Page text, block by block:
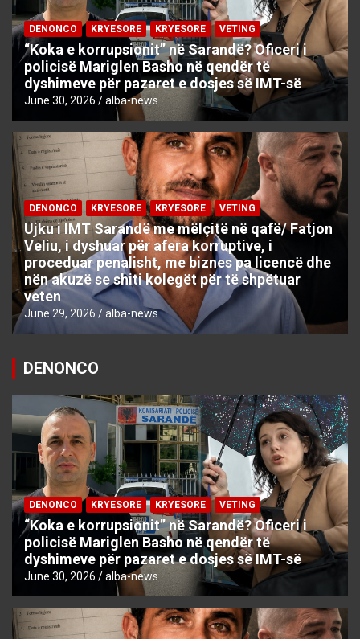
DENONCO KRYESORE KRYESORE VETING
“Koka e korrupsionit” në Sarandë? Oficeri i
policisë Mariglen Basho në qendër të
dyshimeve për pazaret e dosjes së IMT-së
June 30, 2026 alba-news
DENONCO KRYESORE KRYESORE VETING
Ujku i IMT Sarandë me mëlçitë në qafë/ Fatjon
Veliu, i dyshuar për afera korruptive, i
proceduar penalisht, me biznes pa licencë dhe
nën akuzë se shiti kolegët për të shpëtuar
veten
June 29, 2026 alba-news
DENONCO
DENONCO KRYESORE KRYESORE VETING
“Koka e korrupsionit” në Sarandë? Oficeri i
policisë Mariglen Basho në qendër të
dyshimeve për pazaret e dosjes së IMT-së
June 30, 2026 alba-news